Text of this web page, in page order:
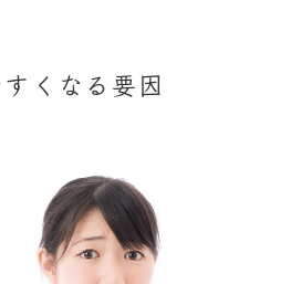
くなる要因